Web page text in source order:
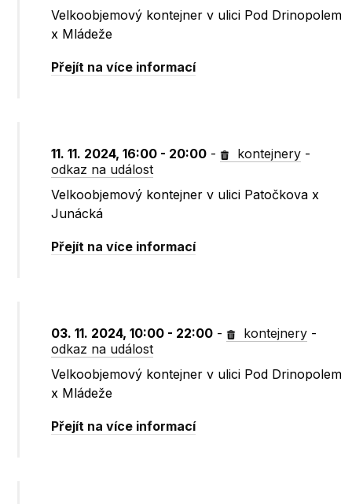
Velkoobjemový kontejner v ulici Pod Drinopolem
x Mládeže
Přejít na více informací
11. 11. 2024, 16:00 - 20:00 - kontejnery -
odkaz na událost
Velkoobjemový kontejner v ulici Patočkova x
Junácká
Přejít na více informací
03. 11. 2024, 10:00 - 22:00 - kontejnery -
odkaz na událost
Velkoobjemový kontejner v ulici Pod Drinopolem
x Mládeže
Přejít na více informací